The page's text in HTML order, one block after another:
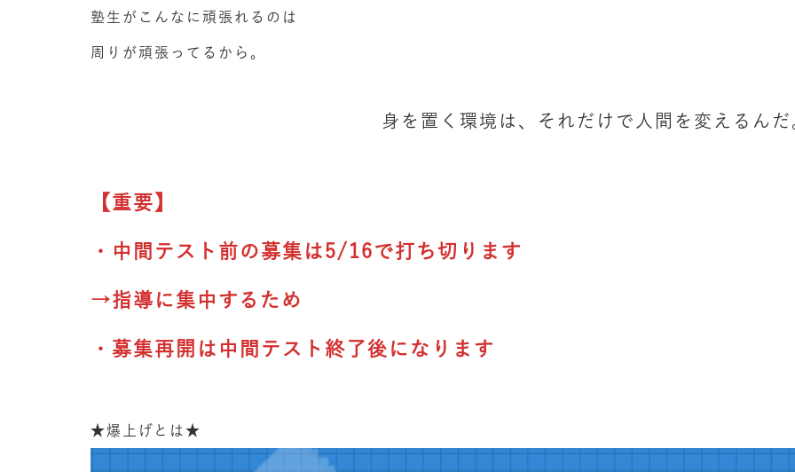
塾生がこんなに頑張れるのは
周りが頑張ってるから。
身を置く環境は、それだけで人間を変えるんだ
【重要】
・中間テスト前の募集は5/16で打ち切ります
→指導に集中するため
・募集再開は中間テスト終了後になります
★爆上げとは★